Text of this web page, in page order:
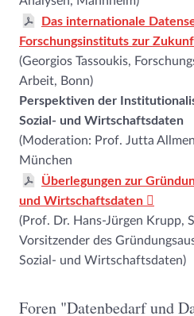
Das internationale
Forschungsinstituts zur
(Georgios Tassoukis,
Arbeit, Bonn)
Perspektiven der
Sozial- und Wirtschaftsdaten
(Moderation: Prof. Jutta
München
Überlegungen zur
und Wirtschaftsdaten
(Prof. Dr. Hans-Jürgen Krupp,
Vorsitzender des
Sozial- und Wirtschaftsdaten)
Foren "Datenbedarf und